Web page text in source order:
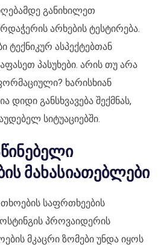
განიხილეთ
არხების ტესტირება.
ტექნიკურ ასპექტებთან
პასუხები. არის თუ არა
ხარისხიან
დიდი განსხვავება შექმნას,
სიტუაციებში.
მახასიათებლები
საფრთხეების
პროვაიდერის
მკაცრი ზომები უნდა იყოს